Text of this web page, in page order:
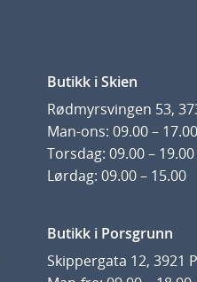
Butikk i Skien
Rødmyrsvingen 53,
Man-ons: 09.00 – 17.00
Torsdag: 09.00 – 19.00
Lørdag: 09.00 – 15.00
Butikk i Porsgrunn
Skippergata 12, 3921